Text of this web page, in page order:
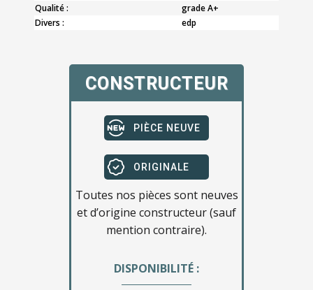
Qualité :
grade A+
Divers :
edp
CONSTRUCTEUR
PIÈCE NEUVE
ORIGINALE
Toutes nos pièces sont neuves
et d’origine constructeur (sauf
mention contraire).
DISPONIBILITÉ :